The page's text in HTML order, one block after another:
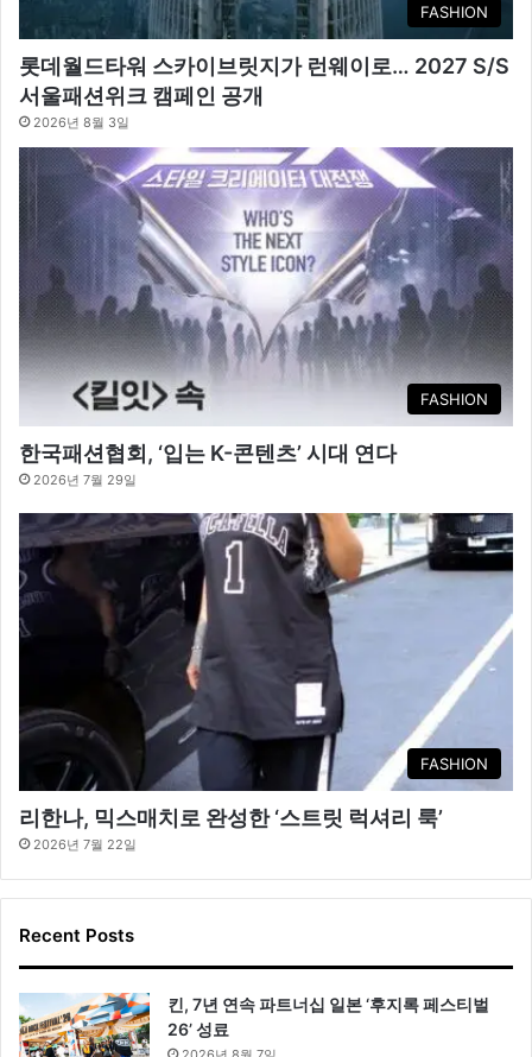
FASHION
롯데월드타워 스카이브릿지가 런웨이로… 2027 S/S
서울패션위크 캠페인 공개
2026년 8월 3일
FASHION
한국패션협회, ‘입는 K-콘텐츠’ 시대 연다
2026년 7월 29일
FASHION
리한나, 믹스매치로 완성한 ‘스트릿 럭셔리 룩’
2026년 7월 22일
Recent Posts
킨, 7년 연속 파트너십 일본 ‘후지록 페스티벌
26’ 성료